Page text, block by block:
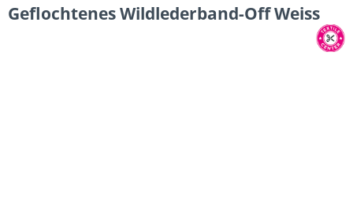
Geflochtenes Wildlederband-Off Weiss